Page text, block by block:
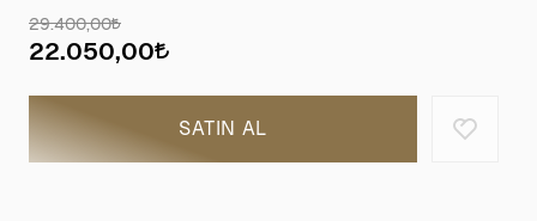
29.400,00
22.050,00
SATIN AL